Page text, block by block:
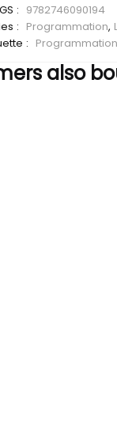
: 9782746090194
: Programmation,
: Programmation
also